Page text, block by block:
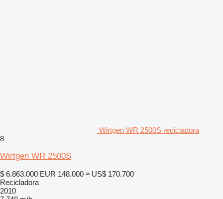
Wirtgen WR 2500S recicladora
8
Wirtgen WR 2500S
$ 6.863.000 EUR 148.000 ≈ US$ 170.700
Recicladora
2010